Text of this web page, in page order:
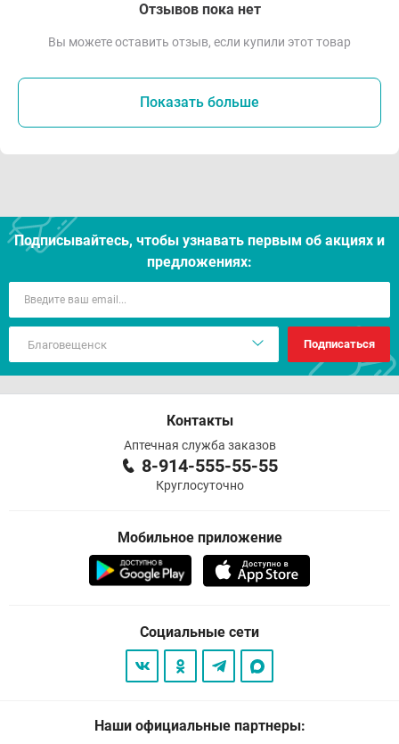
Отзывов пока нет
Вы можете оставить отзыв, если купили этот товар
Показать больше
Подписывайтесь, чтобы узнавать первым об акцияx и
предложениях:
Подписаться
Контакты
Аптечная служба заказов
8-914-555-55-55
Круглосуточно
Мобильное приложение
Социальные сети
Наши официальные партнеры: